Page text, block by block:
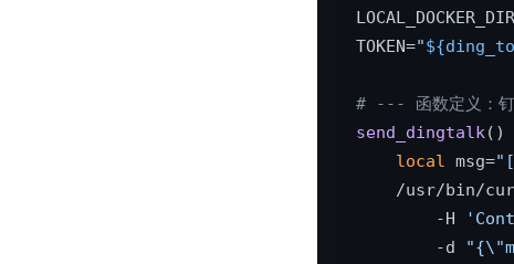
TOKEN="
# --- 函数定义：
send_dingtalk()
local msg=
/usr/bin/
        -H
        -d